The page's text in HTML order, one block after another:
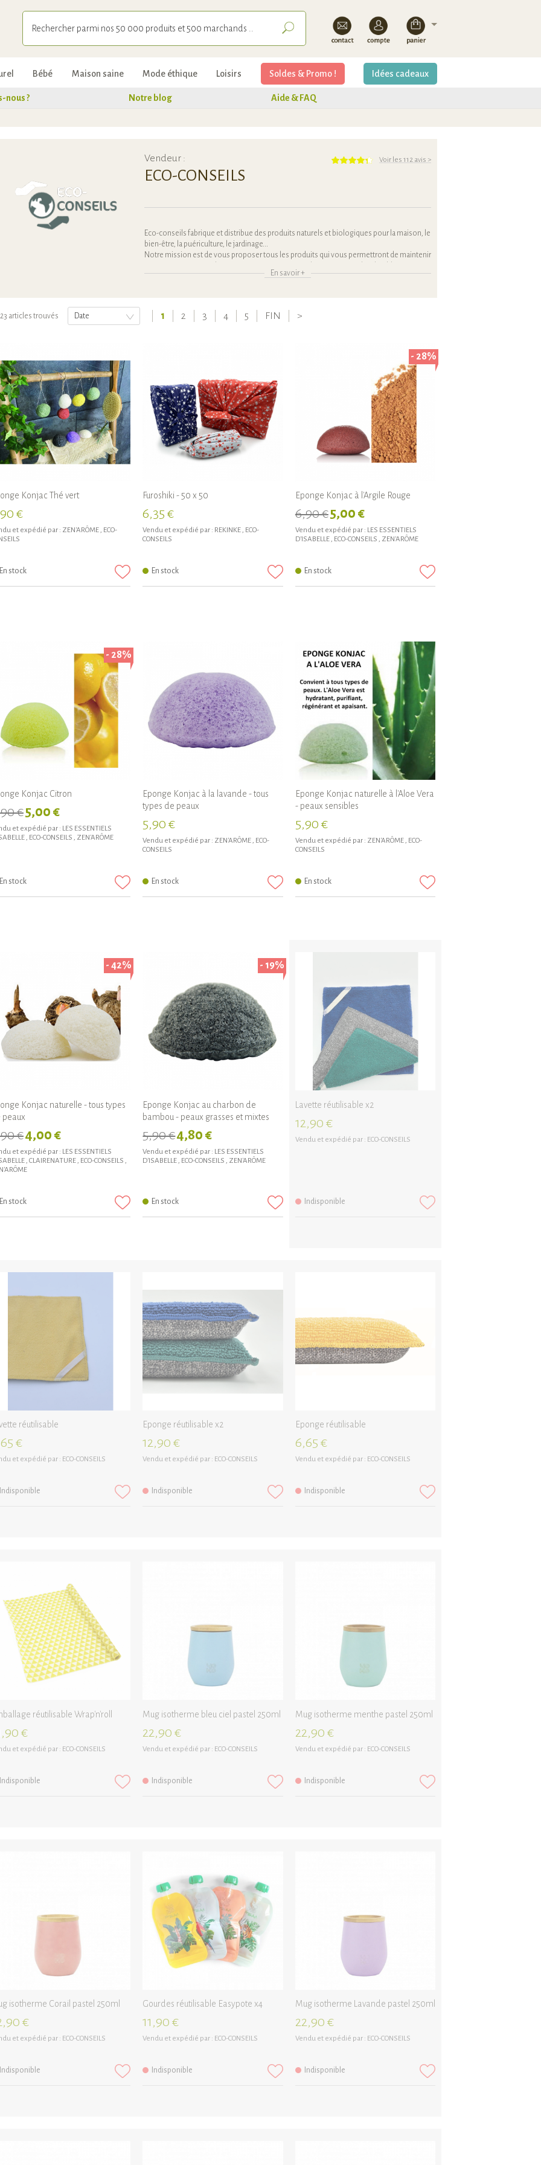
Bébé Maison saine Mode éthique Loisirs Idées cadeaux
Soldes & Promo !
nous ? Notre blog Aide & FAQ
Vendeur :
ECO-CONSEILS
Voir les 112 avis >
Eco-conseils fabrique et distribue des produits naturels et biologiques pour la maison, le
bien-être, la puériculture, le jardinage...
Notre mission est de vous proposer tous les produits qui vous permettront de maintenir
En savoir +
articles trouvés Date 1 2 3 4 5 FIN >
Konjac Thé vert
€
et expédié par : ZEN'ARÔME , ECO-
En stock
Furoshiki - 50 x 50
6,35 €
Vendu et expédié par : REKINKE , ECO-
CONSEILS
En stock
- 28%
Eponge Konjac à l'Argile Rouge
6,90 €5,00 €
Vendu et expédié par : LES ESSENTIELS
D'ISABELLE , ECO-CONSEILS , ZEN'ARÔME
En stock
- 28%
Konjac Citron
€5,00 €
et expédié par : LES ESSENTIELS
, ECO-CONSEILS , ZEN'ARÔME
En stock
Eponge Konjac à la lavande - tous
types de peaux
5,90 €
Vendu et expédié par : ZEN'ARÔME , ECO-
CONSEILS
En stock
Eponge Konjac naturelle à l'Aloe Vera
- peaux sensibles
5,90 €
Vendu et expédié par : ZEN'ARÔME , ECO-
CONSEILS
En stock
- 42%
Konjac naturelle - tous types
peaux
€4,00 €
et expédié par : LES ESSENTIELS
, CLAIRENATURE , ECO-CONSEILS ,
En stock
- 19%
Eponge Konjac au charbon de
bambou - peaux grasses et mixtes
5,90 €4,80 €
Vendu et expédié par : LES ESSENTIELS
D'ISABELLE , ECO-CONSEILS , ZEN'ARÔME
En stock
Lavette réutilisable x2
12,90 €
Vendu et expédié par : ECO-CONSEILS
Indisponible
réutilisable
€
et expédié par : ECO-CONSEILS
Indisponible
Eponge réutilisable x2
12,90 €
Vendu et expédié par : ECO-CONSEILS
Indisponible
Eponge réutilisable
6,65 €
Vendu et expédié par : ECO-CONSEILS
Indisponible
réutilisable Wrap'n'roll
€
et expédié par : ECO-CONSEILS
Indisponible
Mug isotherme bleu ciel pastel 250ml
22,90 €
Vendu et expédié par : ECO-CONSEILS
Indisponible
Mug isotherme menthe pastel 250ml
22,90 €
Vendu et expédié par : ECO-CONSEILS
Indisponible
isotherme Corail pastel 250ml
€
et expédié par : ECO-CONSEILS
Indisponible
Gourdes réutilisable Easypote x4
11,90 €
Vendu et expédié par : ECO-CONSEILS
Indisponible
Mug isotherme Lavande pastel 250ml
22,90 €
Vendu et expédié par : ECO-CONSEILS
Indisponible